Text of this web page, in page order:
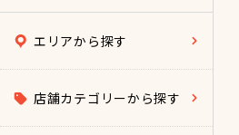
エリアから探す
店舗カテゴリーから探す